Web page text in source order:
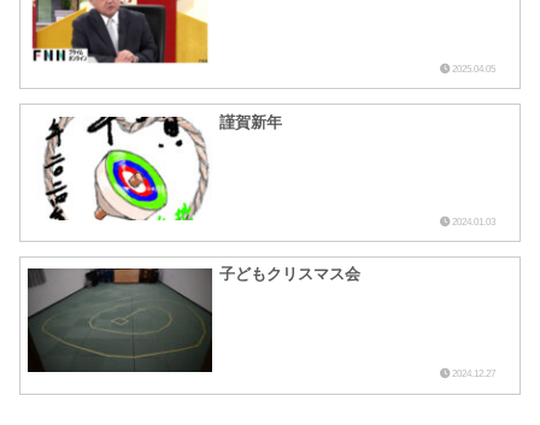
2025.04.05
謹賀新年
2024.01.03
子どもクリスマス会
2024.12.27